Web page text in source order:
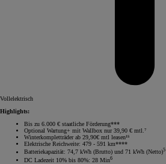
Vollelektrisch
Highlights:
Bis zu 6.000 € staatliche Förderung***
Optional Wartung+ mit Wallbox nur 39,90 € mtl.⁷
Winterkompletträder ab 29,90€ mtl leasen¹⁵
Elektrische Reichweite: 479 - 591 km****
Batteriekapazität: 74,7 kWh (Brutto) und 71 kWh (Netto)5
DC Ladezeit 10% bis 80%: 28 Min6